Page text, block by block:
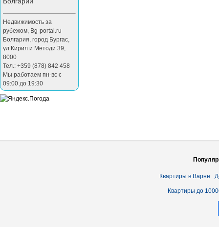
Недвижимость за
рубежом, Bg-portal.ru
Болгария, город Бургас,
ул.Кирил и Методи 39,
8000
Тел.: +359 (878) 842 458
Мы работаем пн-вс с
09:00 до 19:30
Квартиры в Варне
Квартиры до